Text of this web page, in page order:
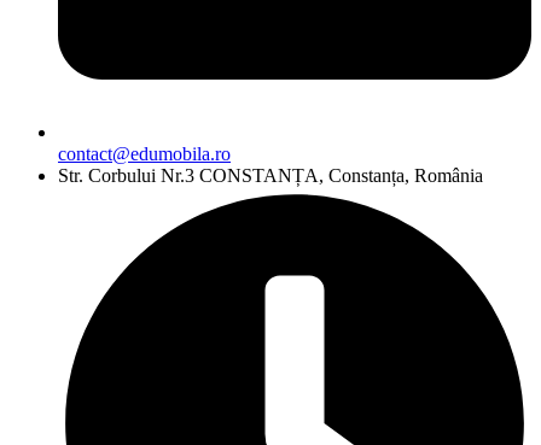
contact@edumobila.ro
Str. Corbului Nr.3 CONSTANȚA, Constanța, România